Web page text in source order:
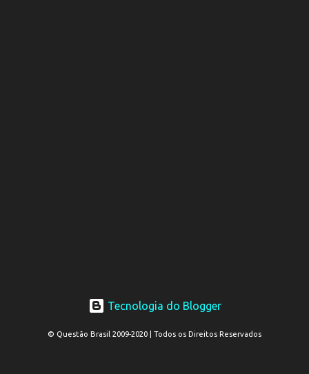
Tecnologia do Blogger
© Questão Brasil 2009-2020 | Todos os Direitos Reservados